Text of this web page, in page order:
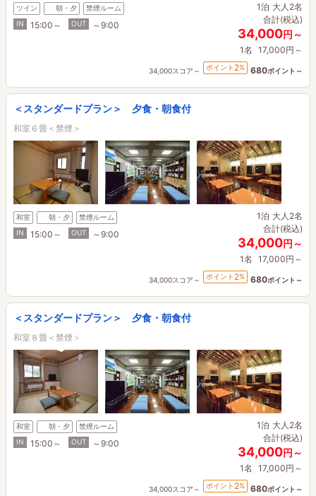
ツイン 朝・夕
禁煙ルーム
IN
15:00～ OUT ～9:00
1泊 大人2名
合計(税込)
34,000円～
1名 17,000円～
34,000スコア～ ポイント 2% 680ポイント～
＜スタンダードプラン＞ 夕食・朝食付
和室６畳＜禁煙＞
和室 朝・夕
禁煙ルーム
IN
15:00～ OUT ～9:00
1泊 大人2名
合計(税込)
34,000円～
1名 17,000円～
34,000スコア～ ポイント 2% 680ポイント～
＜スタンダードプラン＞ 夕食・朝食付
和室８畳＜禁煙＞
和室 朝・夕
禁煙ルーム
IN
15:00～ OUT ～9:00
1泊 大人2名
合計(税込)
34,000円～
1名 17,000円～
34,000スコア～ ポイント 2% 680ポイント～